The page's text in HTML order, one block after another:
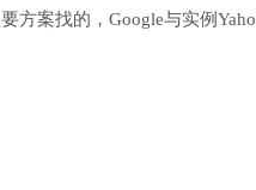
要方案找的，Google与实例